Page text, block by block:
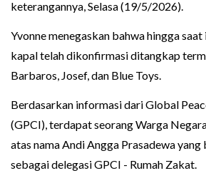
keterangannya, Selasa (19/5/2026).
Yvonne menegaskan bahwa hingga
kapal telah dikonfirmasi ditangkap
Barbaros, Josef, dan Blue Toys.
Berdasarkan informasi dari Global
(GPCI), terdapat seorang Warga
atas nama Andi Angga Prasadewa
sebagai delegasi GPCI - Rumah Zakat.